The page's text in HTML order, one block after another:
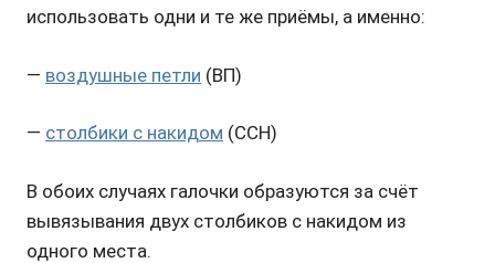
использовать одни и те же приёмы, а именно:
— воздушные петли (ВП)
— столбики с накидом (ССН)
В обоих случаях галочки образуются за счёт
вывязывания двух столбиков с накидом из
одного места.